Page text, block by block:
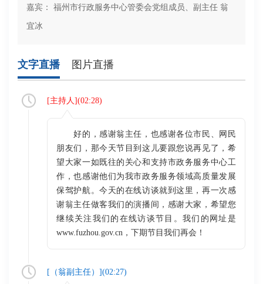
嘉宾： 福州市行政服务中心管委会党组成员、副主任 翁
宜冰
文字直播 图片直播
[主持人](02:28)
好的，感谢翁主任，也感谢各位市民、网民
朋友们，那今天节目到这儿要跟您说再见了，希
望大家一如既往的关心和支持市政务服务中心工
作，也感谢他们为我市政务服务领域高质量发展
保驾护航。今天的在线访谈就到这里，再一次感
谢翁主任做客我们的演播间，感谢大家，希望您
继续关注我们的在线访谈节目。我们的网址是
www.fuzhou.gov.cn，下期节目我们再会！
[（翁副主任）](02:27)